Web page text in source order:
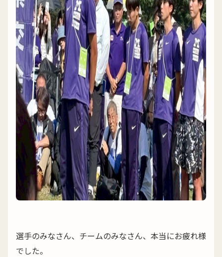
選手のみなさん、チームのみなさん、本当にお疲れ様
でした。